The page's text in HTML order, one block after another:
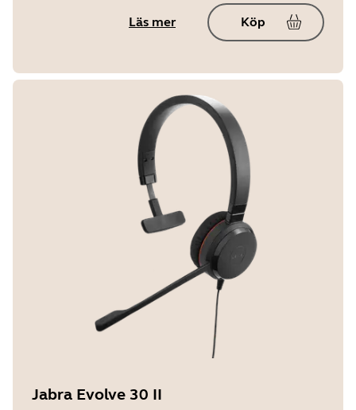
Läs mer Köp
Jabra Evolve 30 II